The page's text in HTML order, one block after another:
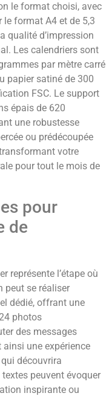
le format choisi, avec
le format A4 et de 5,3
qualité d’impression
Les calendriers sont
par mètre carré
papier satiné de 300
FSC. Le support
épais de 620
une robustesse
ou prédécoupée
votre
pour tout le mois de
pour
de
représente l’étape où
peut se réaliser
dédié, offrant une
photos
des messages
une expérience
découvrira
peuvent évoquer
inspirante ou